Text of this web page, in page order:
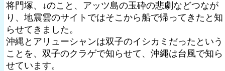
将門塚、↓のこと、アッツ島の玉砕の悲劇などつなが
り、地震雲のサイトではそこから船で帰ってきたと知
らせてきました。
沖縄とアリューシャンは双子のイシカミだったという
ことを、双子のクラゲで知らせて、沖縄は台風で知ら
せています。